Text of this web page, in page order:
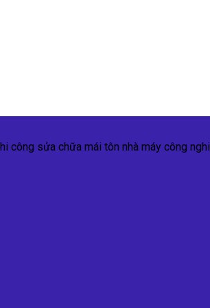
công sửa chữa mái tôn nhà máy công